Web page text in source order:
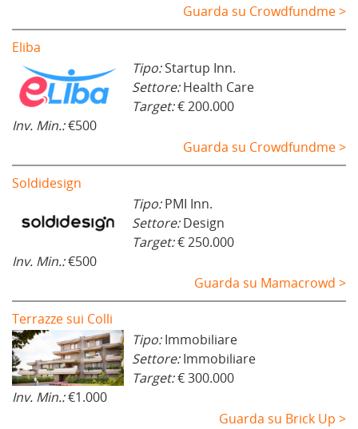
Guarda su Crowdfundme >
Eliba
Tipo:Startup Inn.
Settore:Health Care
Target:€ 200.000
Inv. Min.:€500
Guarda su Crowdfundme >
Soldidesign
Tipo:PMI Inn.
Settore:Design
Target:€ 250.000
Inv. Min.:€500
Guarda su Mamacrowd >
Terrazze sui Colli
Tipo:Immobiliare
Settore:Immobiliare
Target:€ 300.000
Inv. Min.:€1.000
Guarda su Brick Up >